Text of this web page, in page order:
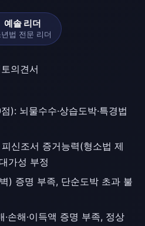
예솔 리더
법 전문 리더
의견서
): 뇌물수수·상습도박·특경법
신조서 증거능력(형소법 제
가성 부정
) 증명 부족, 단순도박 초과 불
손해·이득액 증명 부족, 정상